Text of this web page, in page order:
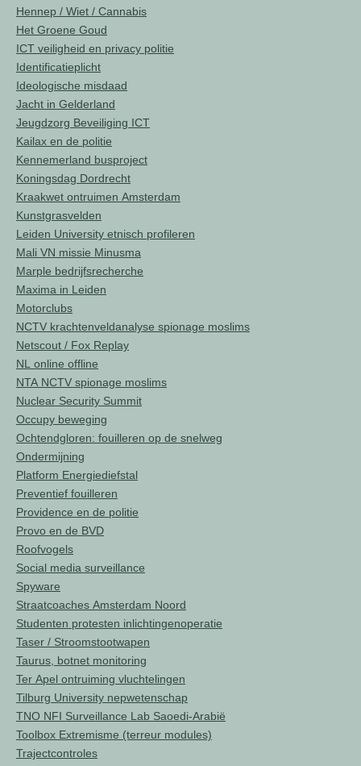
Hennep / Wiet / Cannabis
Het Groene Goud
ICT veiligheid en privacy politie
Identificatieplicht
Ideologische misdaad
Jacht in Gelderland
Jeugdzorg Beveiliging ICT
Kailax en de politie
Kennemerland busproject
Koningsdag Dordrecht
Kraakwet ontruimen Amsterdam
Kunstgrasvelden
Leiden University etnisch profileren
Mali VN missie Minusma
Marple bedrijfsrecherche
Maxima in Leiden
Motorclubs
NCTV krachtenveldanalyse spionage moslims
Netscout / Fox Replay
NL online offline
NTA NCTV spionage moslims
Nuclear Security Summit
Occupy beweging
Ochtendgloren: fouilleren op de snelweg
Ondermijning
Platform Energiediefstal
Preventief fouilleren
Providence en de politie
Provo en de BVD
Roofvogels
Social media surveillance
Spyware
Straatcoaches Amsterdam Noord
Studenten protesten inlichtingenoperatie
Taser / Stroomstootwapen
Taurus, botnet monitoring
Ter Apel ontruiming vluchtelingen
Tilburg University nepwetenschap
TNO NFI Surveillance Lab Saoedi-Arabië
Toolbox Extremisme (terreur modules)
Trajectcontroles